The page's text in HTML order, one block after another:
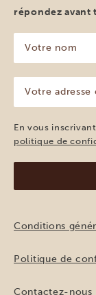
répondez avant
nom
(Nécessaire)
adresse
e-
mail
(Nécessaire)
En vous
politique de
Conditions
Politique de
Contactez-nous